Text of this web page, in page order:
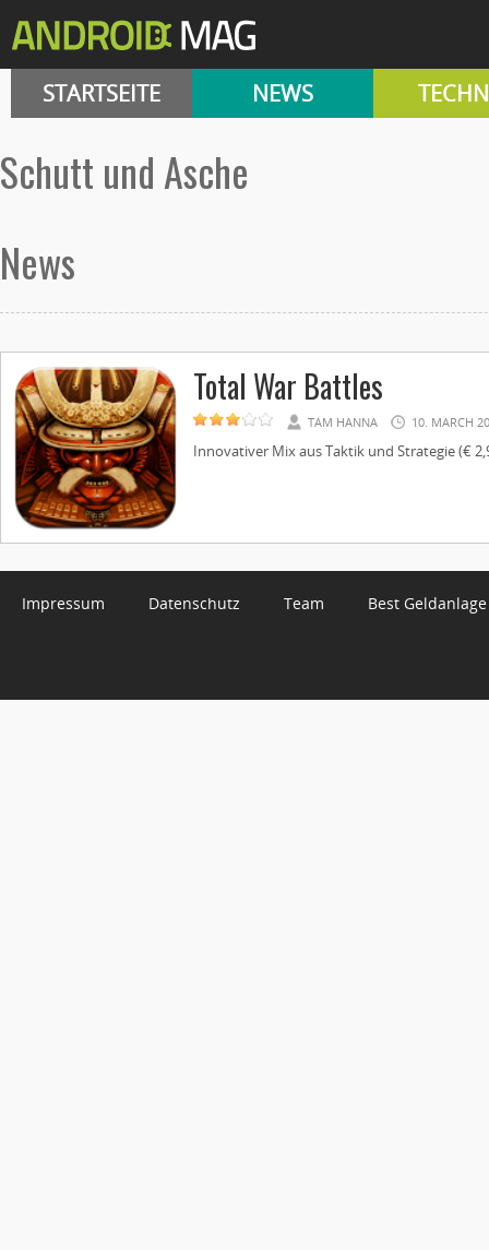
STARTSEITE NEWS
Schutt und Asche
News
Total War Battles
TAM HANNA 10. MARCH
Innovativer Mix aus Taktik und Strategie (€
Impressum Datenschutz Team Best Geldanlage